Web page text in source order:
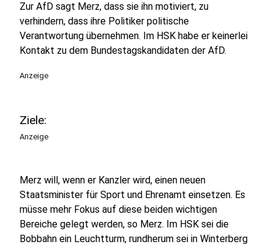
Zur AfD sagt Merz, dass sie ihn motiviert, zu
verhindern, dass ihre Politiker politische
Verantwortung übernehmen. Im HSK habe er keinerlei
Kontakt zu dem Bundestagskandidaten der AfD.
Anzeige
Ziele:
Anzeige
Merz will, wenn er Kanzler wird, einen neuen
Staatsminister für Sport und Ehrenamt einsetzen. Es
müsse mehr Fokus auf diese beiden wichtigen
Bereiche gelegt werden, so Merz. Im HSK sei die
Bobbahn ein Leuchtturm, rundherum sei in Winterberg